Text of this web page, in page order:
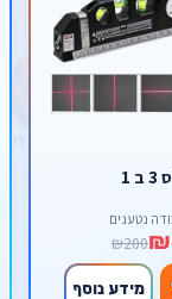
1
נטענים
₪200
מידע נוסף